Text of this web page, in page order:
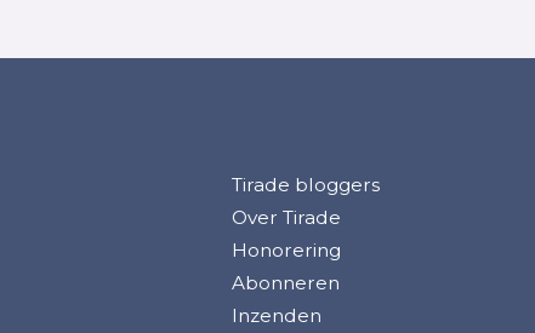
Tirade bloggers
Over Tirade
Honorering
Abonneren
Inzenden